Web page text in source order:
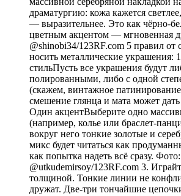
драматургию: кожа кажется
— выразительнее. Это как чёрно-
цветным акцентом — мгновенная
@shinobi34/123RF.com 5 правил от
носить металлические украшения:
стильПусть все украшения будут
полированными, либо с одной
(скажем, винтажное
смешение глянца и мата может
Один акцентВыберите одно
(например, колье или браслет-
вокруг него тонкие золотые и
микс будет читаться как
как попытка надеть всё сразу. Фото:
@utkudemirsoy/123RF.com 3.
толщиной. Тонкие линии не
дружат. Две-три тончайшие